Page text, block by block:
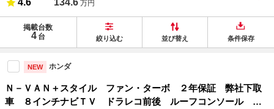
4.6 134.6 万円
掲載台数
4 台 絞り込む 並び替え 条件保存
NEW ホンダ
Ｎ－ＶＡＮ＋スタイル ファン・ターボ ２年保証 弊社下取
車 ８インチナビＴＶ ドラレコ前後 ルーフコンソール Ｅ